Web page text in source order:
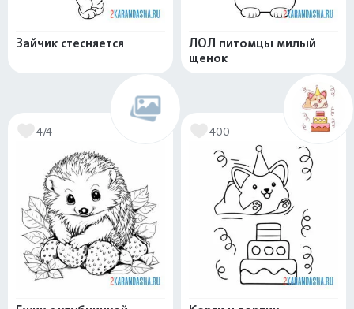
Зайчик стесняется
ЛОЛ питомцы милый
щенок
474 400